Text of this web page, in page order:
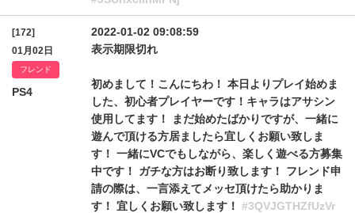
[172]
01月02日
フレンド
PS4
2022-01-02 09:08:59
表示期限切れ
初めまして！こんにちわ！ 本日よりプレイ始めま
した、初心者プレイヤーです！キャラはアサシン
使用してます！ まだ始めたばかりですが、一緒に
遊んで頂ける方居ましたら宜しくお願い致しま
す！ 一緒にVCでもしながら、楽しく遊べる方募集
中です！ ガチな方はお断り致します！ フレンド申
請の際は、一言添えてメッセ頂けたら助かりま
す！ 宜しくお願い致します！ #3QVJGTHZfUzVr